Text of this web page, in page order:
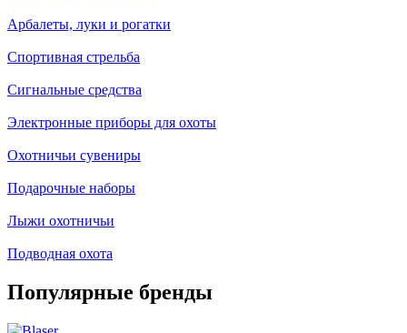
Арбалеты, луки и рогатки
Спортивная стрельба
Сигнальные средства
Электронные приборы для охоты
Охотничьи сувениры
Подарочные наборы
Лыжи охотничьи
Подводная охота
Популярные бренды